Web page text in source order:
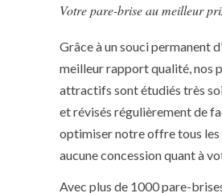
Votre pare-brise au meilleur
Grâce à un souci permanent
meilleur rapport qualité, nos
attractifs sont étudiés très
et révisés régulièrement de
optimiser notre offre tous les
aucune concession quant à
Avec plus de 1000 pare-